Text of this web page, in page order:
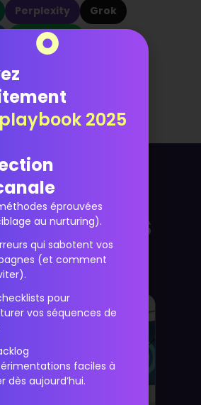
Perplexity
Grok
WhatsApp
aller plus
loin
playbook 2025
éprouvées
au nurturing).
qui sabotent vos
(et comment
pour
vos séquences de
faciles à
dès aujourd’hui.